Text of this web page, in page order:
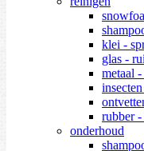
klei -
glas -
metaal
rubber
onderhoud